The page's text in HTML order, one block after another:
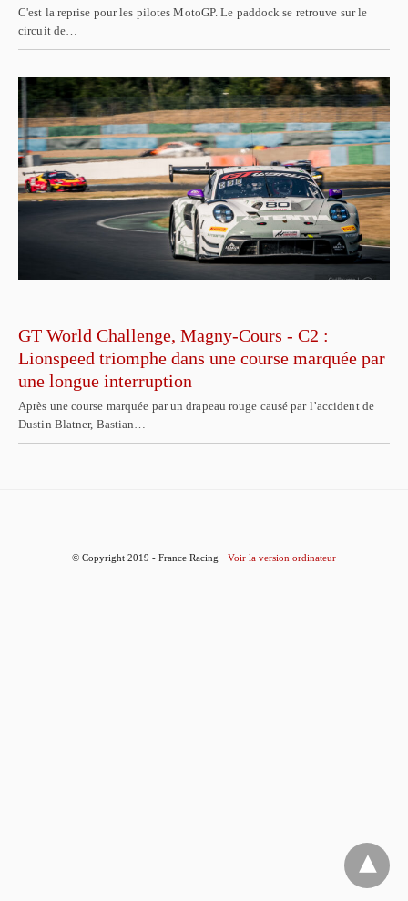
C'est la reprise pour les pilotes MotoGP. Le paddock se retrouve sur le
circuit de…
GT World Challenge, Magny-Cours - C2 :
Lionspeed triomphe dans une course marquée par
une longue interruption
Après une course marquée par un drapeau rouge causé par l’accident de
Dustin Blatner, Bastian…
© Copyright 2019 - France Racing Voir la version ordinateur